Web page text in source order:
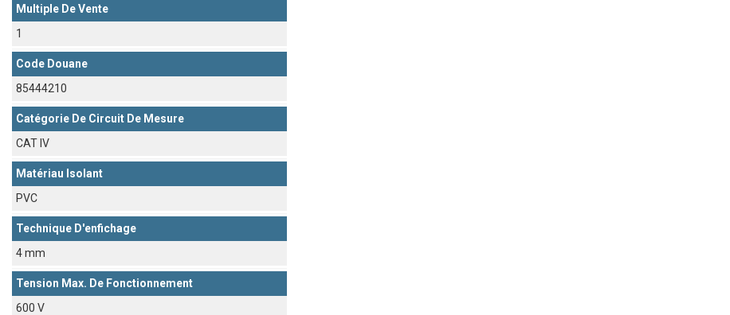
Multiple De Vente
1
Code Douane
85444210
Catégorie De Circuit De Mesure
CAT IV
Matériau Isolant
PVC
Technique D'enfichage
4 mm
Tension Max. De Fonctionnement
600 V